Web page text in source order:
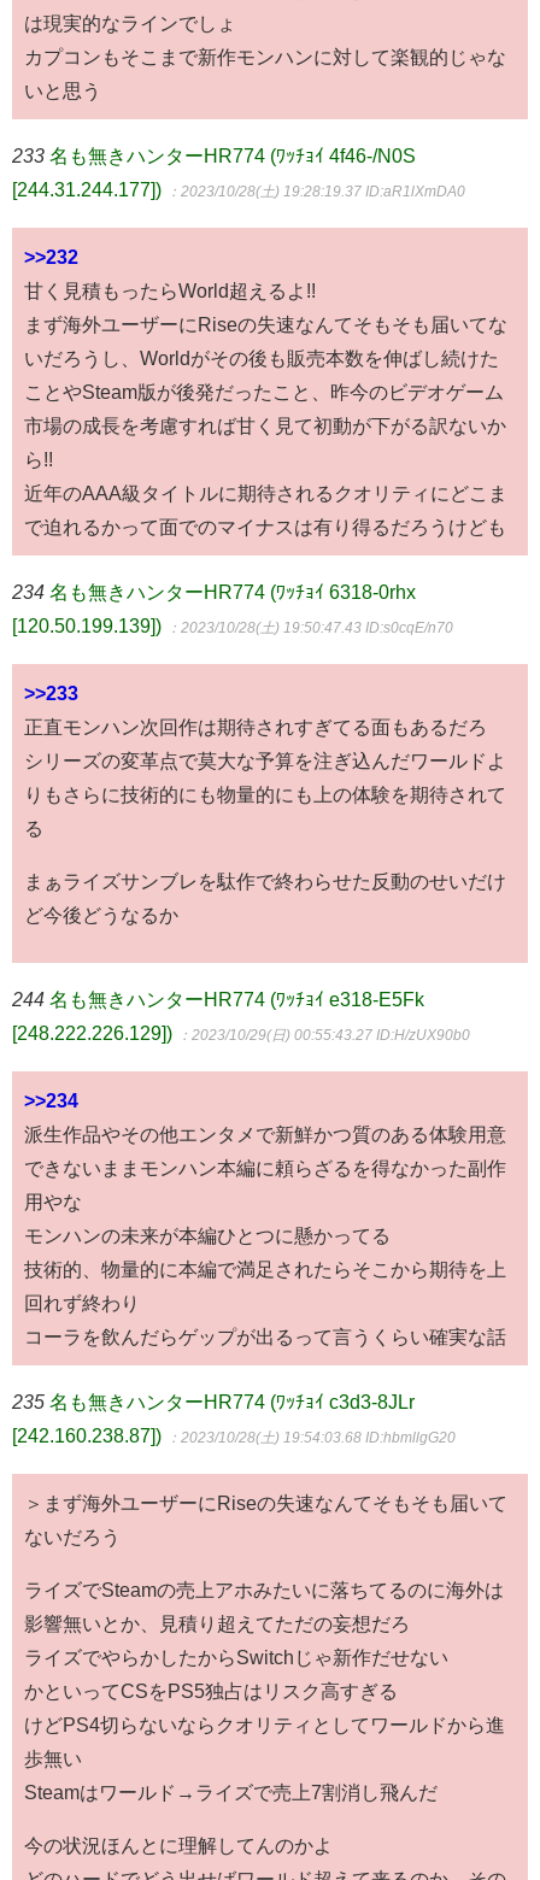
は現実的なラインでしょ
カプコンもそこまで新作モンハンに対して楽観的じゃな
いと思う
233 名も無きハンターHR774 (ﾜｯﾁｮｲ 4f46-/N0S
[244.31.244.177])
：2023/10/28(土) 19:28:19.37 ID:aR1lXmDA0
>>232
甘く見積もったらWorld超えるよ!!
まず海外ユーザーにRiseの失速なんてそもそも届いてな
いだろうし、Worldがその後も販売本数を伸ばし続けた
ことやSteam版が後発だったこと、昨今のビデオゲーム
市場の成長を考慮すれば甘く見て初動が下がる訳ないか
ら!!
近年のAAA級タイトルに期待されるクオリティにどこま
で迫れるかって面でのマイナスは有り得るだろうけども
234 名も無きハンターHR774 (ﾜｯﾁｮｲ 6318-0rhx
[120.50.199.139])
：2023/10/28(土) 19:50:47.43 ID:s0cqE/n70
>>233
正直モンハン次回作は期待されすぎてる面もあるだろ
シリーズの変革点で莫大な予算を注ぎ込んだワールドよ
りもさらに技術的にも物量的にも上の体験を期待されて
る
まぁライズサンブレを駄作で終わらせた反動のせいだけ
ど今後どうなるか
244 名も無きハンターHR774 (ﾜｯﾁｮｲ e318-E5Fk
[248.222.226.129])
：2023/10/29(日) 00:55:43.27 ID:H/zUX90b0
>>234
派生作品やその他エンタメで新鮮かつ質のある体験用意
できないままモンハン本編に頼らざるを得なかった副作
用やな
モンハンの未来が本編ひとつに懸かってる
技術的、物量的に本編で満足されたらそこから期待を上
回れず終わり
コーラを飲んだらゲップが出るって言うくらい確実な話
235 名も無きハンターHR774 (ﾜｯﾁｮｲ c3d3-8JLr
[242.160.238.87])
：2023/10/28(土) 19:54:03.68 ID:hbmllgG20
＞まず海外ユーザーにRiseの失速なんてそもそも届いて
ないだろう
ライズでSteamの売上アホみたいに落ちてるのに海外は
影響無いとか、見積り超えてただの妄想だろ
ライズでやらかしたからSwitchじゃ新作だせない
かといってCSをPS5独占はリスク高すぎる
けどPS4切らないならクオリティとしてワールドから進
歩無い
Steamはワールド→ライズで売上7割消し飛んだ
今の状況ほんとに理解してんのかよ